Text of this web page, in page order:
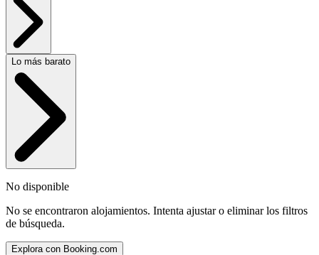
Lo más barato
No disponible
No se encontraron alojamientos. Intenta ajustar o eliminar los filtros
de búsqueda.
Explora con Booking.com